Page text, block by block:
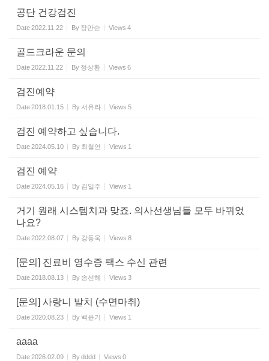
공단 건강검진
Date2022.11.22 By 장만순 Views 4
골드크라운 문의
Date2022.11.22 By 정상환 Views 6
검진예약
Date2018.01.15 By 서유라 Views 5
검진 예약하고 싶습니다.
Date2024.05.10 By 최철연 Views 1
검진 예약
Date2024.05.16 By 김일주 Views 1
거기 원래 시스템치과 맞죠. 의사선생님들 모두 바뀌었
나요?
Date2022.08.07 By 강동욱 Views 8
[문의] 진료비 영수증 팩스 수신 관련
Date2018.08.13 By 송선혜 Views 3
[문의] 사랑니 발치 (수면마취)
Date2020.08.23 By 백윤기 Views 1
aaaa
Date2026.02.09 Bydddd Views 0